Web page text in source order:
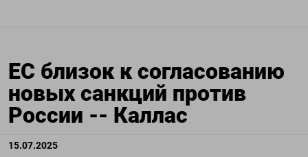
ЕС близок к согласованию
новых санкций против
России -- Каллас
15.07.2025